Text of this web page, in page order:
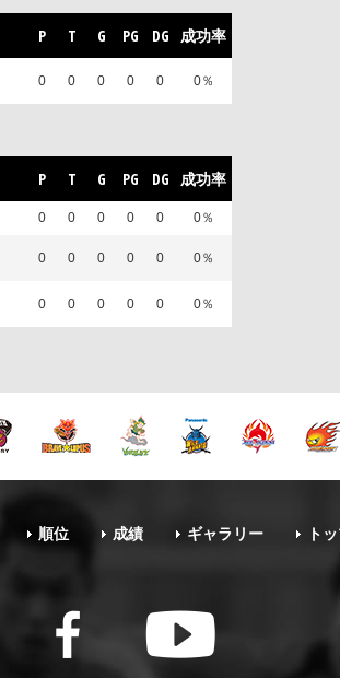
P T G PG DG 成功率
0 0 0 0 0 0％
P T G PG DG 成功率
0 0 0 0 0 0％
0 0 0 0 0 0％
0 0 0 0 0 0％
順位 成績 ギャラリー ト